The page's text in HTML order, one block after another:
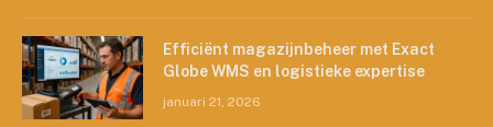
Efficiënt magazijnbeheer met Exact
Globe WMS en logistieke expertise
januari 21, 2026